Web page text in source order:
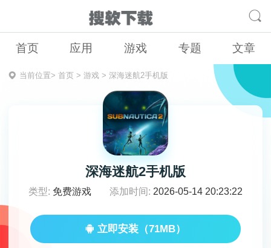
首页 应用 游戏 专题 文章
当前位置> 首页> 游戏> 深海迷航2手机版
深海迷航2手机版
类型: 免费游戏 添加时间: 2026-05-14 20:23:22
立即安装（71MB）